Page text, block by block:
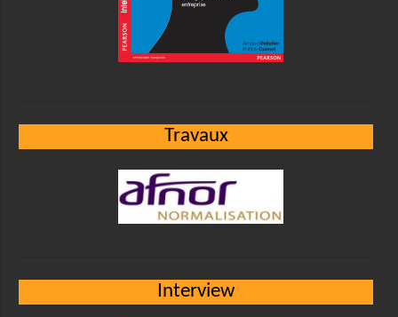
Travaux
Interview